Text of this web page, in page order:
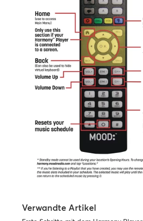
Verwandte Artikel